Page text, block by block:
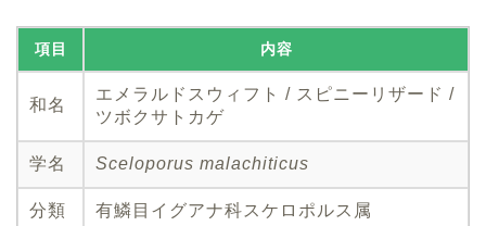
項目 内容
和名
エメラルドスウィフト / スピニーリザード /
ツボクサトカゲ
学名 Sceloporus malachiticus
分類 有鱗目イグアナ科スケロポルス属